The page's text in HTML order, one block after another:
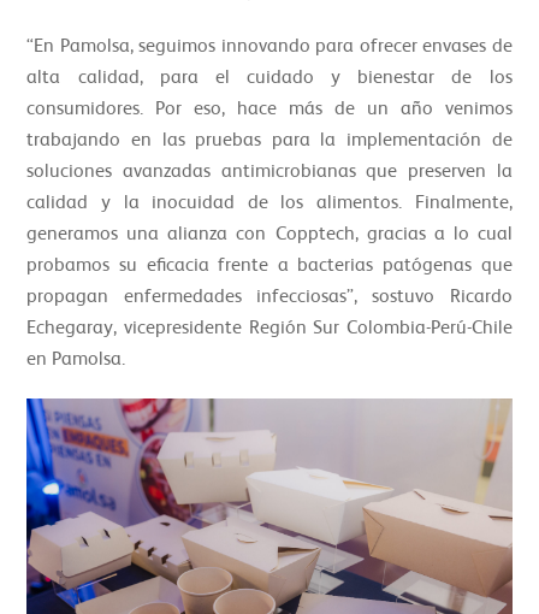
“En Pamolsa, seguimos innovando para ofrecer envases de
alta calidad, para el cuidado y bienestar de los
consumidores. Por eso, hace más de un año venimos
trabajando en las pruebas para la implementación de
soluciones avanzadas antimicrobianas que preserven la
calidad y la inocuidad de los alimentos. Finalmente,
generamos una alianza con Copptech, gracias a lo cual
probamos su eficacia frente a bacterias patógenas que
propagan enfermedades infecciosas”, sostuvo Ricardo
Echegaray, vicepresidente Región Sur Colombia-Perú-Chile
en Pamolsa.